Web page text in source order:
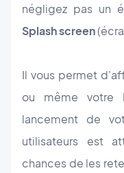
négligez pas un
Splash screen
Il vous permet
ou même votre
lancement de
utilisateurs est
chances de les